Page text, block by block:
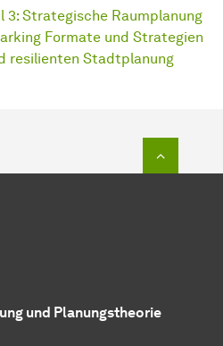
3: Strategische Raumplanung
Formate und Strategien
resilienten Stadtplanung
und Planungstheorie